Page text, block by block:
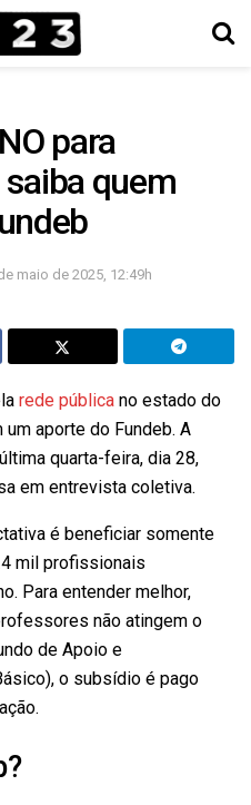
para
saiba quem
maio de 2025, 12:49h
rede pública no estado do
aporte do Fundeb. A
quarta-feira, dia 28,
em entrevista coletiva.
é beneficiar somente
mil profissionais
Para entender melhor,
não atingem o
de Apoio e
o subsídio é pago